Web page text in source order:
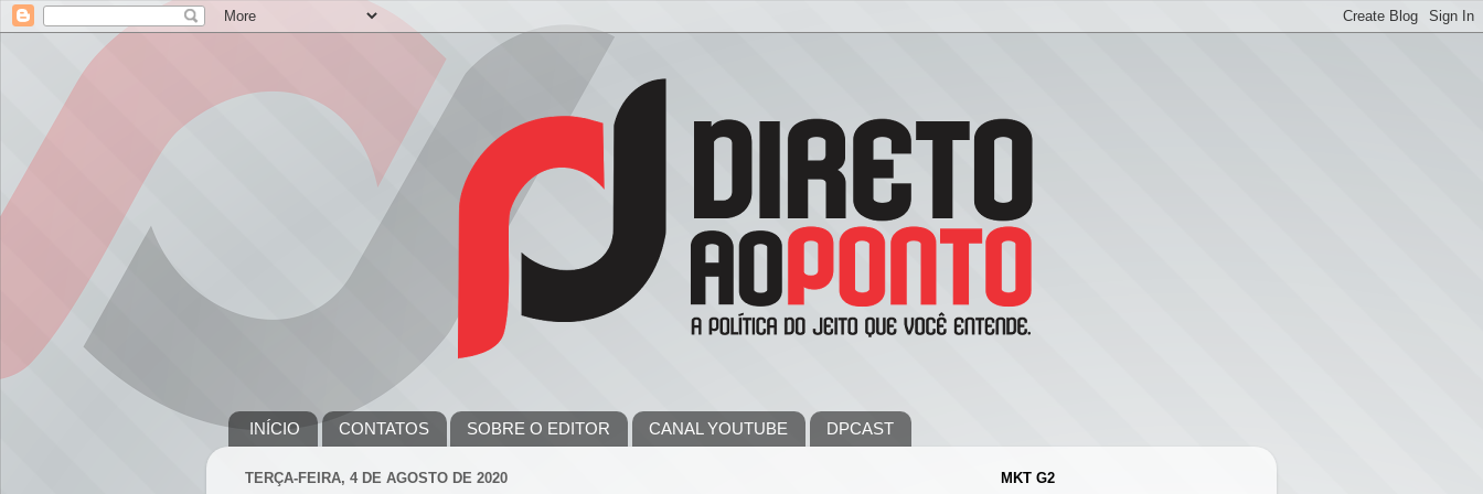
INÍCIO CONTATOS SOBRE O EDITOR CANAL YOUTUBE DPCAST
TERÇA-FEIRA, 4 DE AGOSTO DE 2020 MKT G2